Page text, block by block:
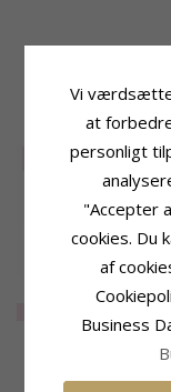
UDGÅR 70%
Hvid zirkon ring i
rhodineret sølv
Vi
at
personligt
"Accepter
cookies. Du
af
Business